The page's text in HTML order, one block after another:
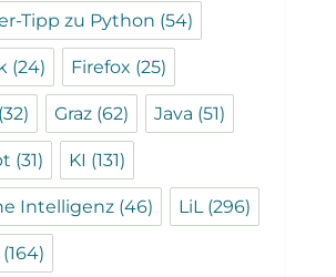
Tipp zu Python (54)
(24) Firefox (25)
(32) Graz (62) Java (51)
(31) KI (131)
Intelligenz (46) LiL (296)
(164)